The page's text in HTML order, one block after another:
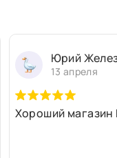
Юрий
13 апреля
Хороший